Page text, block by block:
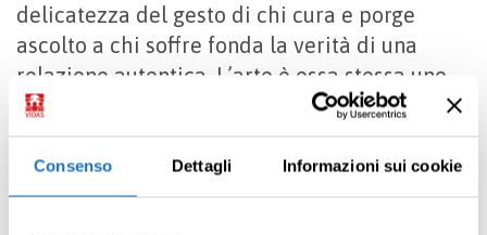
Consenso Dettagli Informazioni sui cookie
delicatezza del gesto di chi cura e porge
ascolto a chi soffre fonda la verità di una
relazione autentica. L’arte è essa stessa uno
strumento per alleviare le ferite dell’anima.
La mostra sarà aperta al pubblico da martedì
19 marzo a sabato 23 marzo dalle 12:00 alle